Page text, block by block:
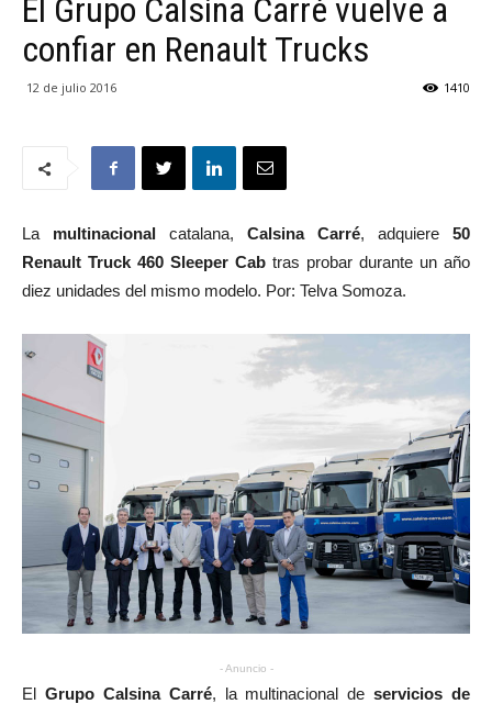
El Grupo Calsina Carré vuelve a
confiar en Renault Trucks
12 de julio 2016 1410
La multinacional catalana, Calsina Carré, adquiere 50
Renault Truck 460 Sleeper Cab tras probar durante un año
diez unidades del mismo modelo. Por: Telva Somoza.
- Anuncio -
El Grupo Calsina Carré, la multinacional deservicios de